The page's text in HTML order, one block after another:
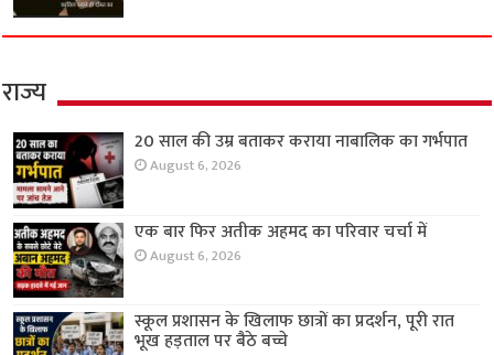
राज्य
20 साल की उम्र बताकर कराया नाबालिक का गर्भपात
August 6, 2026
एक बार फिर अतीक अहमद का परिवार चर्चा में
August 6, 2026
स्कूल प्रशासन के खिलाफ छात्रों का प्रदर्शन, पूरी रात
भूख हड़ताल पर बैठे बच्चे